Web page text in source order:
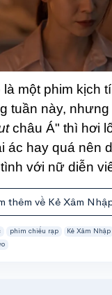
là một phim kịch
tuần này,
châu Á" thì hơi
ác hay quá nên
với nữ diễn
thêm về Kẻ Xâm
phim chiếu rạp Kẻ Xâm Nhập